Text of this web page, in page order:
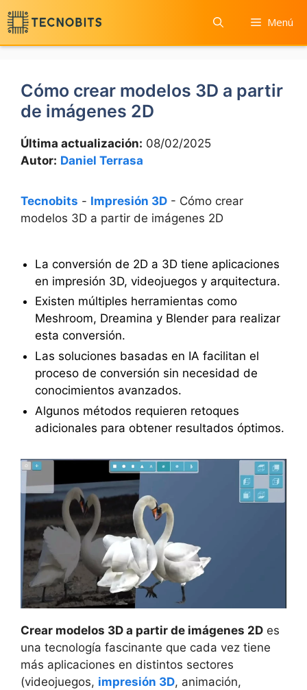
Saltar
al
contenido
Menú
Cómo crear modelos 3D a partir
de imágenes 2D
Última actualización: 08/02/2025
Autor: Daniel Terrasa
Tecnobits - Impresión 3D - Cómo crear
modelos 3D a partir de imágenes 2D
La conversión de 2D a 3D tiene aplicaciones
en impresión 3D, videojuegos y arquitectura.
Existen múltiples herramientas como
Meshroom, Dreamina y Blender para realizar
esta conversión.
Las soluciones basadas en IA facilitan el
proceso de conversión sin necesidad de
conocimientos avanzados.
Algunos métodos requieren retoques
adicionales para obtener resultados óptimos.
Crear modelos 3D a partir de imágenes 2D es
una tecnología fascinante que cada vez tiene
más aplicaciones en distintos sectores
(videojuegos, impresión 3D, animación,